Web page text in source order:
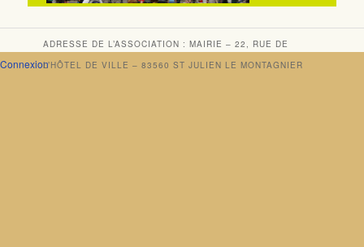
ADRESSE DE L’ASSOCIATION : MAIRIE – 22, RUE DE
L’HÔTEL DE VILLE – 83560 ST JULIEN LE MONTAGNIER
Connexion